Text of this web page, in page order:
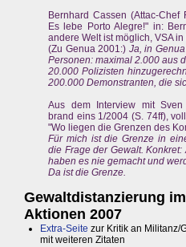
Bernhard Cassen (Attac-
Es lebe Porto Alegre!" in:
andere Welt ist möglich, VSA
(Zu Genua 2001:) Ja, in
Personen: maximal 2.000 aus
20.000 Polizisten
200.000 Demonstranten, die
Aus dem Interview mit
brand eins 1/2004 (S. 74ff),
"Wo liegen die Grenzen des
Für mich ist die Grenze in
die Frage der Gewalt.
haben es nie gemacht und
Da ist die Grenze.
Gewaltdistanzierung
Aktionen 2007
Extra-Seite zur Kritik an Militanz/
mit weiteren Zitaten